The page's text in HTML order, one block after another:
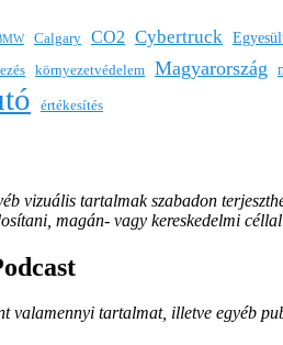
Calgary CO2 Cybertruck
környezetvédelem Magyarország
értékesítés
vizuális tartalmak szabadon
magán- vagy kereskedelmi
valamennyi tartalmat, illetve egyéb